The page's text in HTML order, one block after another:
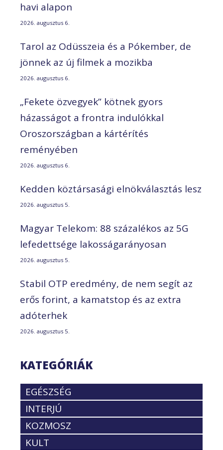
havi alapon
2026. augusztus 6.
Tarol az Odüsszeia és a Pókember, de
jönnek az új filmek a mozikba
2026. augusztus 6.
„Fekete özvegyek” kötnek gyors
házasságot a frontra indulókkal
Oroszországban a kártérítés
reményében
2026. augusztus 6.
Kedden köztársasági elnökválasztás lesz
2026. augusztus 5.
Magyar Telekom: 88 százalékos az 5G
lefedettsége lakosságarányosan
2026. augusztus 5.
Stabil OTP eredmény, de nem segít az
erős forint, a kamatstop és az extra
adóterhek
2026. augusztus 5.
KATEGÓRIÁK
EGÉSZSÉG
INTERJÚ
KOZMOSZ
KULT